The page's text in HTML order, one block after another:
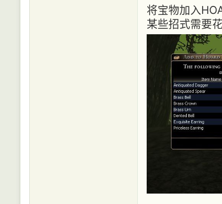
将宝物加入
某些招式需要